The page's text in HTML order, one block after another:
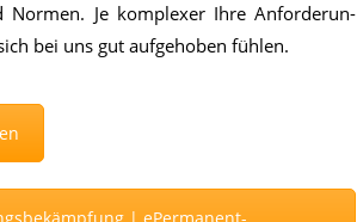
Nor­men. Je kom­ple­xer Ihre An­for­de­run­
bei uns gut auf­ge­ho­ben füh­len.